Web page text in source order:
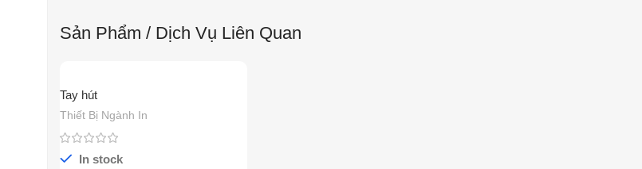
Sản Phẩm / Dịch Vụ Liên Quan
Tay hút
Thiết Bị Ngành In
In stock